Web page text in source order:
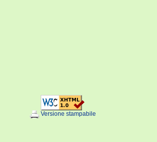
Versione stampabile